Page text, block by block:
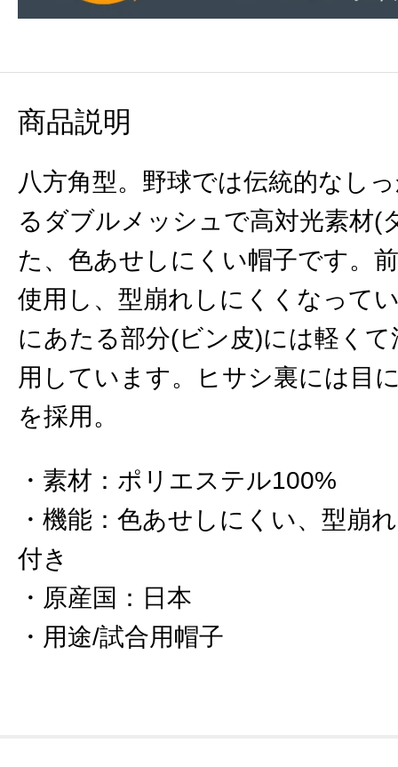
商品説明
八方角型。野球では伝統的なし
るダブルメッシュで高対光素材(
た、色あせしにくい帽子です。
使用し、型崩れしにくくなって
にあたる部分(ビン皮)には軽く
用しています。ヒサシ裏には目
を採用。
素材 ： ポリエステル100%
機能 ： 色あせしにくい、型崩
付き
原産国 ： 日本
用途/試合用帽子